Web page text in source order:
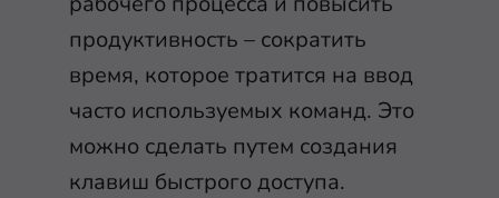
продуктивность – сократить
время, которое тратится на ввод
часто используемых команд. Это
можно сделать путем создания
клавиш быстрого доступа.